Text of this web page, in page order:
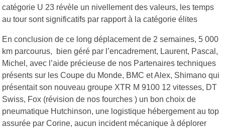
catégorie U 23 révèle un nivellement des valeurs, les temps
au tour sont significatifs par rapport à la catégorie élites
En conclusion de ce long déplacement de 2 semaines, 5 000
km parcourus, bien géré par l’encadrement, Laurent, Pascal,
Michel, avec l’aide précieuse de nos Partenaires techniques
présents sur les Coupe du Monde, BMC et Alex, Shimano qui
présentait son nouveau groupe XTR M 9100 12 vitesses, DT
Swiss, Fox (révision de nos fourches ) un bon choix de
pneumatique Hutchinson, une logistique hébergement au top
assurée par Corine, aucun incident mécanique à déplorer